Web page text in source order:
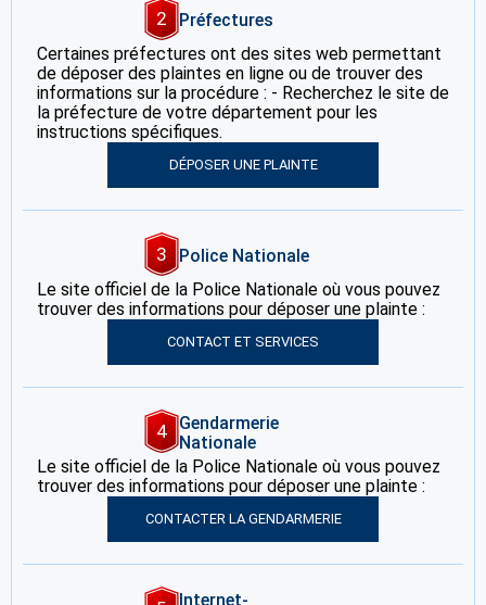
2
Préfectures
Certaines préfectures ont des sites web permettant
de déposer des plaintes en ligne ou de trouver des
informations sur la procédure : - Recherchez le site de
la préfecture de votre département pour les
instructions spécifiques.
DÉPOSER UNE PLAINTE
3
Police Nationale
Le site officiel de la Police Nationale où vous pouvez
trouver des informations pour déposer une plainte :
CONTACT ET SERVICES
4
Gendarmerie
Nationale
Le site officiel de la Police Nationale où vous pouvez
trouver des informations pour déposer une plainte :
CONTACTER LA GENDARMERIE
Internet-